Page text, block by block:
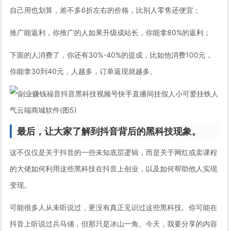
自己用也划算，差不多6折左右的价格，比别人零售还便宜；
推广能返利，你推广的人如果升级成站长，你能拿80%的返利；
下面的人消费了，你还有30%-40%的提成，比如他消费100元，
你能拿30到40元，人越多，订单返现就越多。
最后，让大家了解到抖音背后的黑科技现象。
这不仅仅是关于抖音的一些未知底层逻辑，而是关于网红或卖课程
的大佬如何利用这些黑科技在抖音上创业，以及如何帮助他人实现
变现。
可能很多人从未听说过，更没有真正见识过这些黑科技。你可能在
抖音上听说过兵马俑，但那只是冰山一角。今天，我要分享的内容